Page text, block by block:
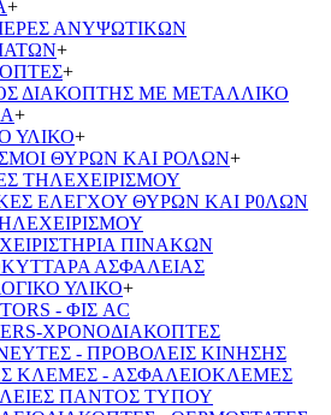
+
ΑΝΥΨΩΤΙΚΩΝ
+
+
ΔΙΑΚΟΠΤΗΣ ΜΕ ΜΕΤΑΛΛΙΚΟ
+
ΥΛΙΚΟ+
ΘΥΡΩΝ ΚΑΙ ΡΟΛΩΝ+
ΤΗΛΕΧΕΙΡΙΣΜΟΥ
ΕΛΕΓΧΟΥ ΘΥΡΩΝ ΚΑΙ Ρ0ΛΩΝ
ΠΙΝΑΚΩΝ
ΑΣΦΑΛΕΙΑΣ
ΥΛΙΚΟ+
- ΦΙΣ AC
ΧΡΟΝΟΔΙΑΚΟΠΤΕΣ
- ΠΡΟΒΟΛΕΙΣ ΚΙΝΗΣΗΣ
ΚΛΕΜΕΣ - ΑΣΦΑΛΕΙΟΚΛΕΜΕΣ
ΠΑΝΤΟΣ ΤΥΠΟΥ